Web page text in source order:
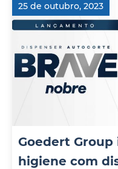
25 de outubro, 2023
Goedert Group
higiene com